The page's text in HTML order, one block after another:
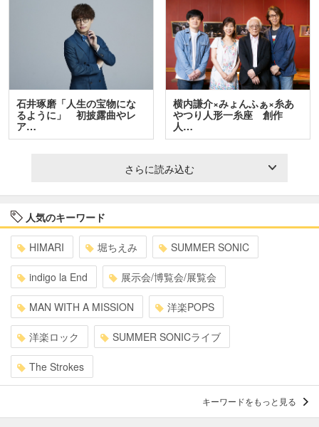
石井琢磨「人生の宝物にな
るように」 初披露曲やレ
ア…
横内謙介×みょんふぁ×糸あ
やつり人形一糸座 創作
人…
さらに読み込む
人気のキーワード
HIMARI 堀ちえみ SUMMER SONIC
indigo la End 展示会/博覧会/展覧会
MAN WITH A MISSION 洋楽POPS
洋楽ロック SUMMER SONICライブ
The Strokes
キーワードをもっと見る